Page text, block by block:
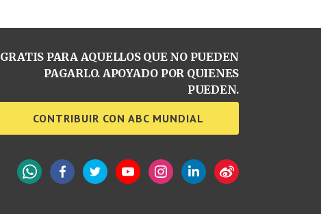
GRATIS PARA AQUELLOS QUE NO PUEDEN
PAGARLO. APOYADO POR QUIENES
PUEDEN.
CONTRIBUIR CON ABC MUNDIAL